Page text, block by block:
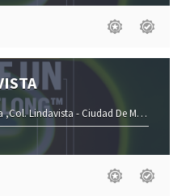
,Col. Lindavista -Ciudad De México-